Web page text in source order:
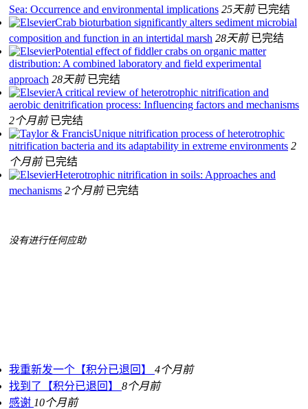
Sea: Occurrence and environmental implications 25天前 已完结
Crab bioturbation significantly alters sediment microbial
composition and function in an intertidal marsh 28天前 已完结
Potential effect of fiddler crabs on organic matter
distribution: A combined laboratory and field experimental
approach 28天前 已完结
A critical review of heterotrophic nitrification and
aerobic denitrification process: Influencing factors and mechanisms
2个月前 已完结
Unique nitrification process of heterotrophic
nitrification bacteria and its adaptability in extreme environments 2
个月前 已完结
Heterotrophic nitrification in soils: Approaches and
mechanisms 2个月前 已完结
没有进行任何应助
我重新发一个【积分已退回】 4个月前
找到了【积分已退回】 8个月前
感谢 10个月前